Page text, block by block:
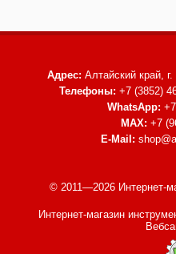
Адрес: Алтайский край,
Телефоны: +7 (3852)
WhatsApp:
MAX: +7
E-Mail:
© 2011—2026 Интернет-
Интернет-магазин